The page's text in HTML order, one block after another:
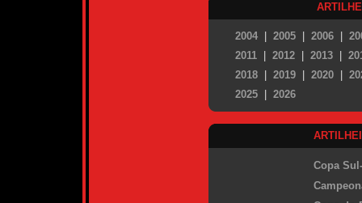
2004 2005 2006
2011
2012 2013
2018
2019 2020
2025
2026
Copa